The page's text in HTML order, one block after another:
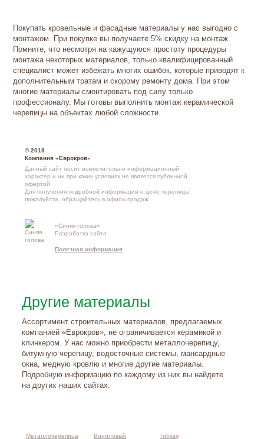
Покупать кровельные и фасадные материалы у нас выгодно с
монтажом. При покупке вы получаете 5% скидку на монтаж.
Помните, что несмотря на кажущуюся простоту процедуры
монтажа некоторых материалов, только квалифицированный
специалист может избежать многих ошибок, которые приводят к
дополнительным тратам и скорому ремонту дома. При этом
многие материалы смонтировать под силу только
профессионалу. Мы готовы выполнить монтаж керамической
черепицы на объектах любой сложности.
© 2018
Компания «Еврокров»
Данный сайт носит исключительно информационный
характер и ни при каких условиях не является публичной
офертой.
Для получения подробной информации оцене черепицы
пожалуйста, обращайтесь в офисы продаж.
«Синяя голова»
Разработка сайта
Полезная информация
Другие материалы
Ассортимент строительных материалов, предлагаемых
компанией «Еврокров», не ограничивается керамикой и
клинкером. У нас можно приобрести металлочерепицу,
битумную черепицу, водосточные системы, мансардные
окна, медную кровлю и многие другие материалы.
Подробную информацию по каждому из них вы найдете
на других наших сайтах.
Металлочерепица Виниловый Гибкая